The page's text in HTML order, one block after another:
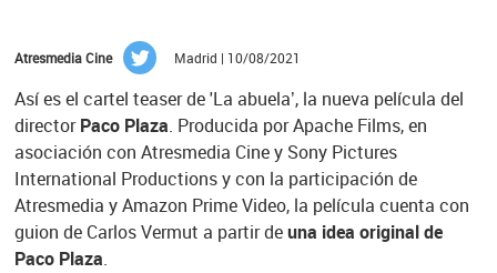
Atresmedia Cine Madrid | 10/08/2021
Así es el cartel teaser de 'La abuela’, la nueva película del
directorPaco Plaza. Producida por Apache Films, en
asociación con Atresmedia Cine y Sony Pictures
International Productions y con la participación de
Atresmedia y Amazon Prime Video, la película cuenta con
guion de Carlos Vermut a partir deuna idea original de
Paco Plaza.